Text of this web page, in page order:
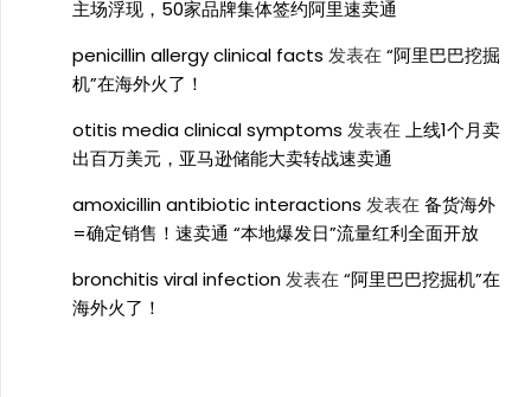
主场浮现，50家品牌集体签约阿里速卖通
penicillin allergy clinical facts 发表在 “阿里巴巴挖掘
机”在海外火了！
otitis media clinical symptoms 发表在 上线1个月卖
出百万美元，亚马逊储能大卖转战速卖通
amoxicillin antibiotic interactions 发表在 备货海外
=确定销售！速卖通 “本地爆发日”流量红利全面开放
bronchitis viral infection发表在 “阿里巴巴挖掘机”在
海外火了！